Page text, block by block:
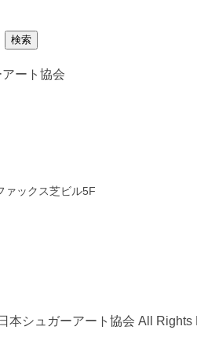
検索
ート協会
ァックス芝ビル5F
本シュガーアート協会 All Rights